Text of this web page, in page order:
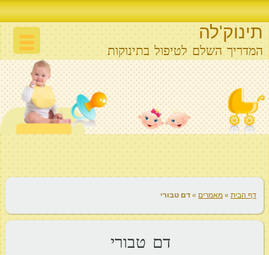
תינוק'לה
המדריך השלם לטיפול בתינוקות
דף הבית » מאמרים » דם טבורי
דם טבורי